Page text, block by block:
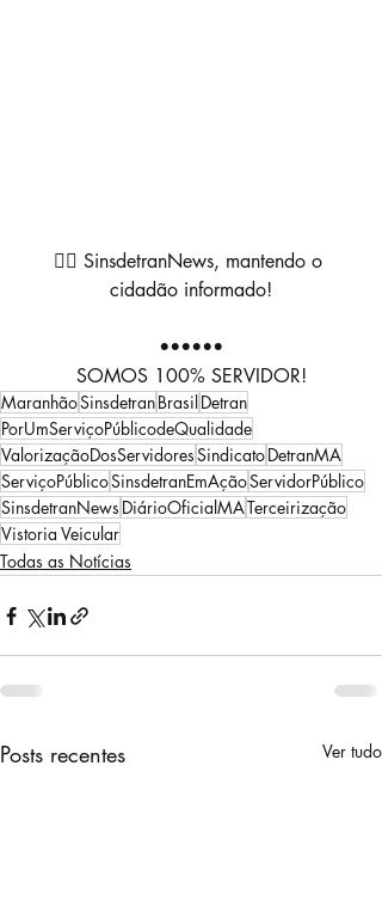
👉🏼 SinsdetranNews, mantendo o
cidadão informado!
••••••
SOMOS 100% SERVIDOR!
MaranhãoSinsdetranBrasil Detran
PorUmServiçoPúblicodeQualidade
ValorizaçãoDosServidoresSindicatoDetranMA
ServiçoPúblicoSinsdetranEmAçãoServidorPúblico
SinsdetranNews DiárioOficialMATerceirização
Vistoria Veicular
Todas as Notícias
Posts recentes Ver tudo